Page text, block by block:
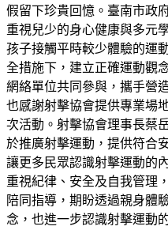
假留下珍貴回憶。臺南市政
重視兒少的身心健康與多元
孩子接觸平時較少體驗的運
全措施下，建立正確運動觀
網絡單位共同參與，攜手營
也感謝射擊協會提供專業場
次活動。射擊協會理事長蔡
於推廣射擊運動，提供符合
讓更多民眾認識射擊運動的
重視紀律、安全及自我管理
陪同指導，期盼透過親身體
念，也進一步認識射擊運動